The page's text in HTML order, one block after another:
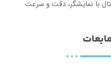
با نمایشگر، دقت و سرعت